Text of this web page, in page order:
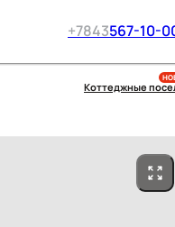
+7843567-10-
Коттеджные